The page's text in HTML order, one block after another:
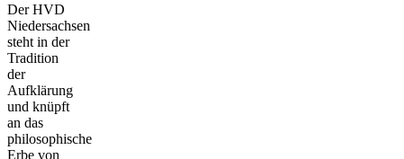
Der HVD
Niedersachsen
steht in der
Tradition
der
Aufklärung
und knüpft
an das
philosophische
Erbe von